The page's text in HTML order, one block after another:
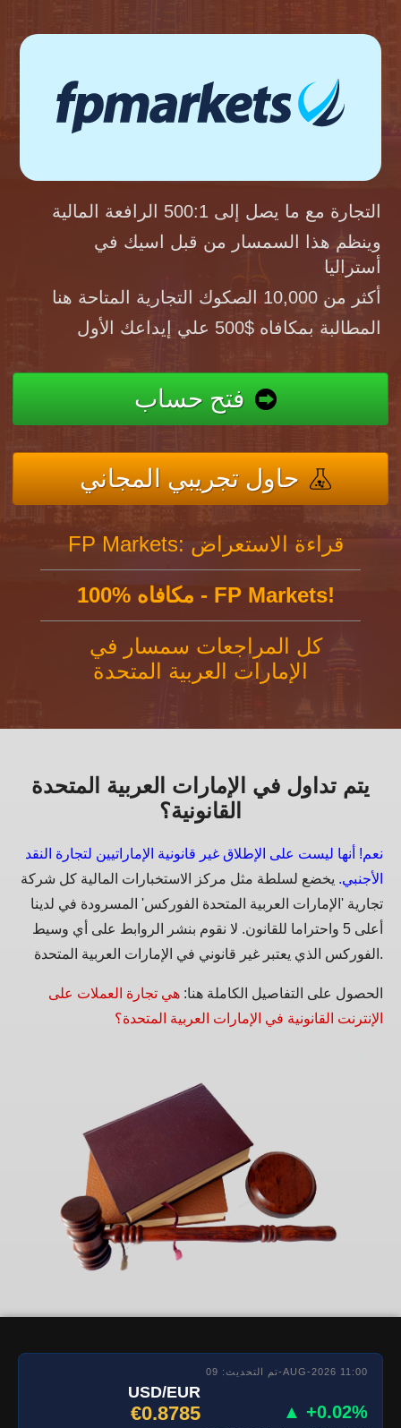
التجارة مع ما يصل إلى 500:1 الرافعة المالية
وينظم هذا السمسار من قبل اسيك في
أستراليا
أكثر من 10,000 الصكوك التجارية المتاحة هنا
المطالبة بمكافاه $500 علي إيداعك الأول
فتح حساب
حاول تجريبي المجاني
FP Markets: قراءة الاستعراض
100% مكافاه - FP Markets!
كل المراجعات سمسار في
الإمارات العربية المتحدة
يتم تداول في الإمارات العربية المتحدة
القانونية؟
نعم! أنها ليست على الإطلاق غير قانونية الإماراتيين لتجارة النقد
الأجنبي. يخضع لسلطة مثل مركز الاستخبارات المالية كل شركة
تجارية 'الإمارات العربية المتحدة الفوركس' المسرودة في لدينا
أعلى 5 واحتراما للقانون. لا نقوم بنشر الروابط على أي وسيط
الفوركس الذي يعتبر غير قانوني في الإمارات العربية المتحدة.
الحصول على التفاصيل الكاملة هنا: هي تجارة العملات على
الإنترنت القانونية في الإمارات العربية المتحدة؟
تم التحديث: 09-AUG-2026 11:00
USD/EUR
€0.8785 ▲ +0.02%